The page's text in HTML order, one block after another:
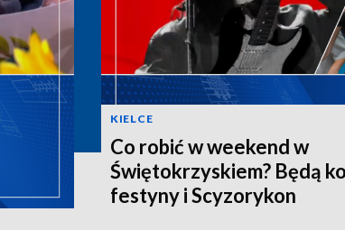
KIELCE
Co robić w weekend w
Świętokrzyskiem? Będą
festyny i Scyzorykon